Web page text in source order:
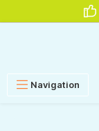
Navigation